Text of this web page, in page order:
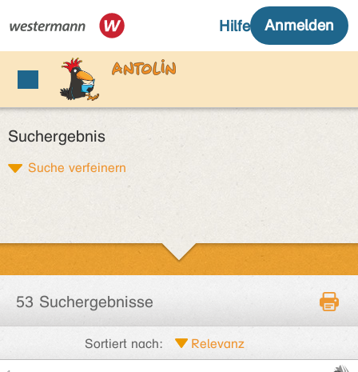
Suchergebnis
Suche verfeinern
53 Suchergebnisse
Sortiert nach: